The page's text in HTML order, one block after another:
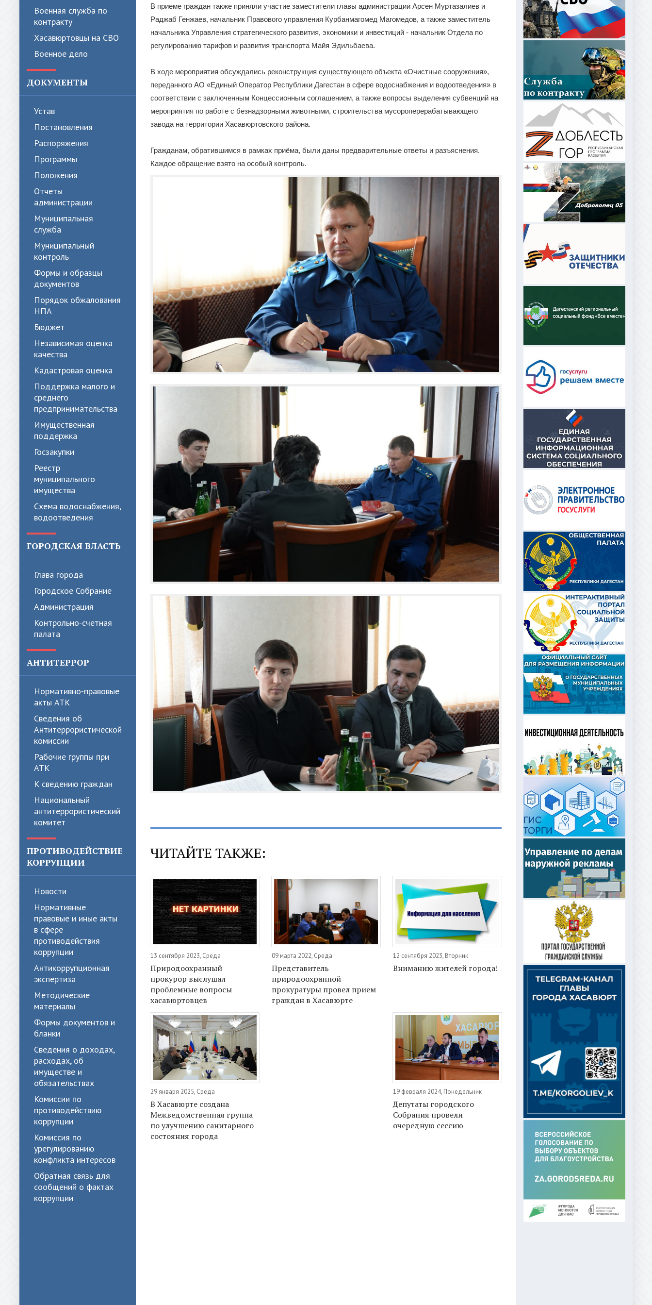
Военная служба по
контракту
Хасавюртовцы на СВО
Военное дело
ДОКУМЕНТЫ
Устав
Постановления
Распоряжения
Программы
Положения
Отчеты
администрации
Муниципальная
служба
Муниципальный
контроль
Формы и образцы
документов
Порядок обжалования
НПА
Бюджет
Независимая оценка
качества
Кадастровая оценка
Поддержка малого и
среднего
предпринимательства
Имущественная
поддержка
Госзакупки
Реестр
муниципального
имущества
Схема водоснабжения,
водоотведения
ГОРОДСКАЯ ВЛАСТЬ
Глава города
Городское Собрание
Администрация
Контрольно-счетная
палата
АНТИТЕРРОР
Нормативно-правовые
акты АТК
Сведения об
Антитеррористической
комиссии
Рабочие группы при
АТК
К сведению граждан
Национальный
антитеррористический
комитет
ПРОТИВОДЕЙСТВИЕ
КОРРУПЦИИ
Новости
Нормативные
правовые и иные акты
в сфере
противодействия
коррупции
Антикоррупционная
экспертиза
Методические
материалы
Формы документов и
бланки
Сведения о доходах,
расходах, об
имуществе и
обязательствах
Комиссии по
противодействию
коррупции
Комиссия по
урегулированию
конфликта интересов
Обратная связь для
сообщений о фактах
коррупции
В приеме граждан также приняли участие заместители главы администрации Арсен Муртазалиев и
Раджаб Генжаев, начальник Правового управления Курбанмагомед Магомедов, а также заместитель
начальника Управления стратегического развития, экономики и инвестиций - начальник Отдела по
регулированию тарифов и развития транспорта Майя Эдильбаева.
В ходе мероприятия обсуждались реконструкция существующего объекта «Очистные сооружения»,
переданного АО «Единый Оператор Республики Дагестан в сфере водоснабжения и водоотведения» в
соответствии с заключенным Концессионным соглашением, а также вопросы выделения субвенций на
мероприятия по работе с безнадзорными животными, строительства мусороперерабатывающего
завода на территории Хасавюртовского района.
Гражданам, обратившимся в рамках приёма, были даны предварительные ответы и разъяснения.
Каждое обращение взято на особый контроль.
ЧИТАЙТЕ ТАКЖЕ:
13 сентября 2023, Среда
Природоохранный
прокурор выслушал
проблемные вопросы
хасавюртовцев
09 марта 2022, Среда
Представитель
природоохранной
прокуратуры провел прием
граждан в Хасавюрте
12 сентября 2023, Вторник
Вниманию жителей города!
29 января 2025, Среда
В Хасавюрте создана
Межведомственная группа
по улучшению санитарного
состояния города
19 февраля 2024, Понедельник
Депутаты городского
Собрания провели
очередную сессию